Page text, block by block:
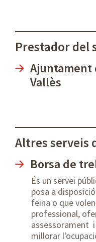
Prestador del
Ajuntament
Vallès
Altres serveis
Borsa de
És un servei
posa a
feina o que
professional,
assessorament
millorar